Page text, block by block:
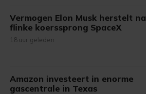
Vermogen Elon Musk herstelt na
flinke koerssprong SpaceX
18 uur geleden
Amazon investeert in enorme
gascentrale in Texas